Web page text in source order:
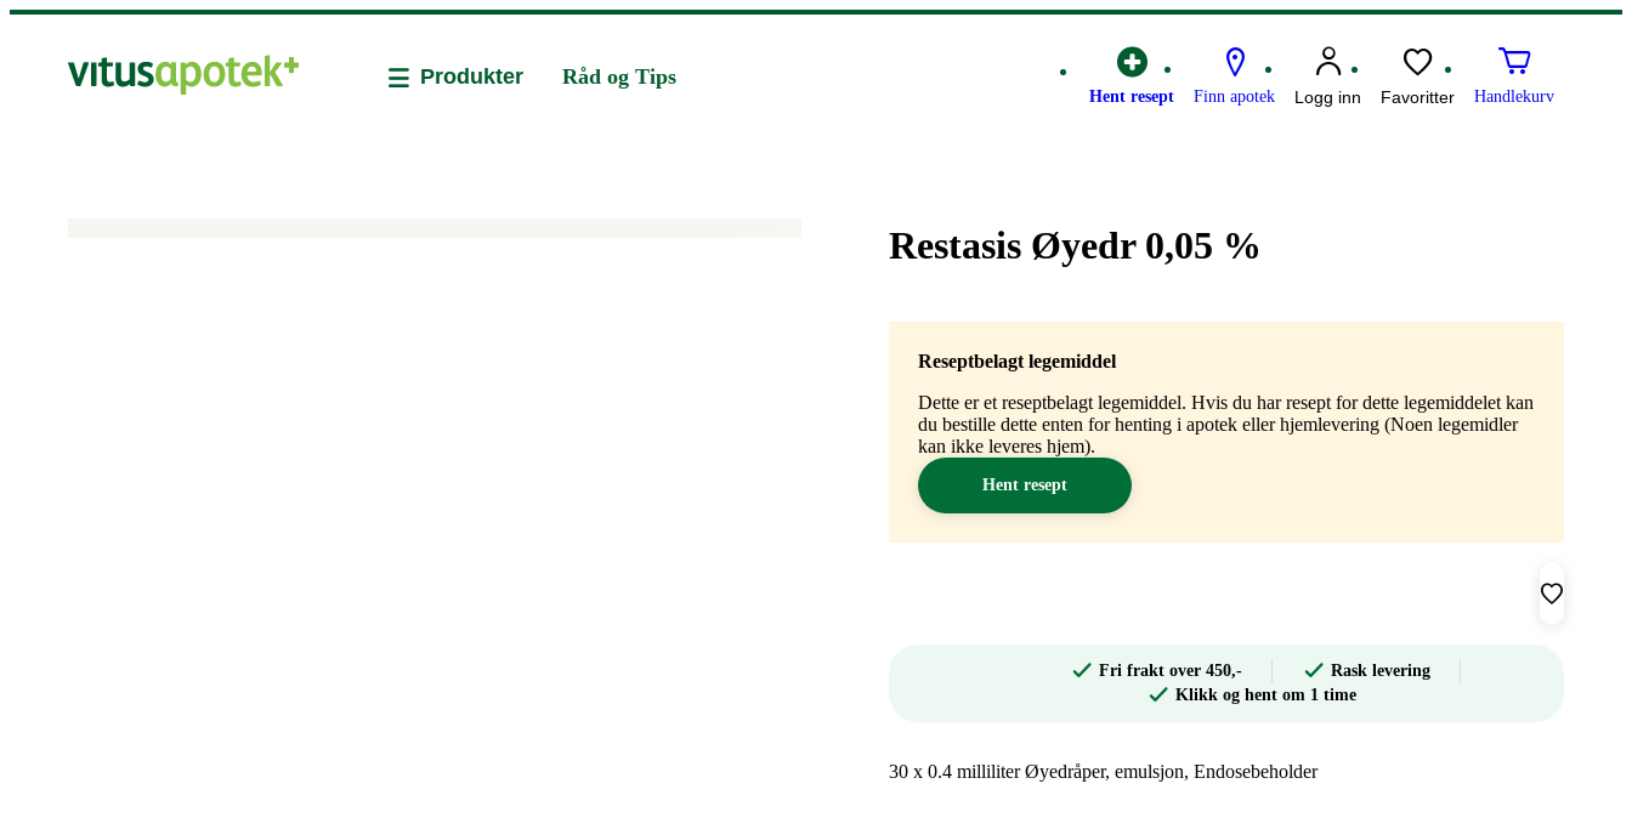
Hent resept Finn apotek Logg inn Favoritter Handlekurv
Produkter Råd og Tips
Restasis Øyedr 0,05 %
Reseptbelagt legemiddel
Dette er et reseptbelagt legemiddel. Hvis du har resept for dette legemiddelet kan
du bestille dette enten for henting i apotek eller hjemlevering (Noen legemidler
kan ikke leveres hjem).
Hent resept
Fri frakt over 450,-
Rask levering
Klikk og hent om 1 time
30 x 0.4 milliliter Øyedråper, emulsjon, Endosebeholder